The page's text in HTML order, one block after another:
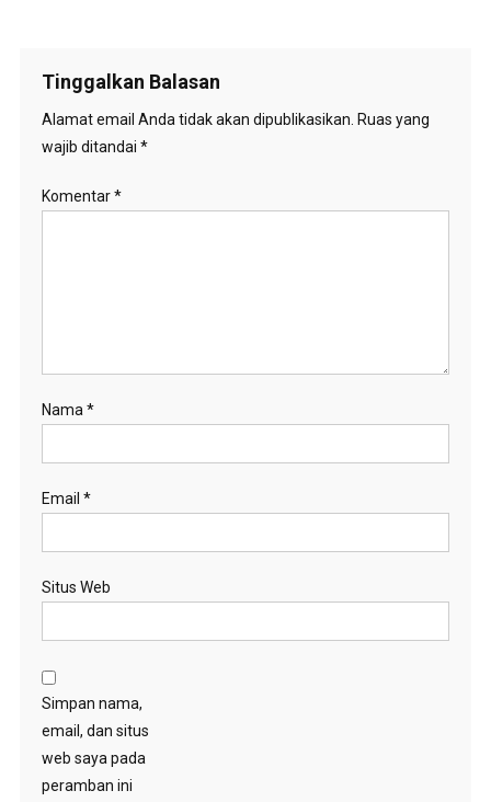
Tinggalkan Balasan
Alamat email Anda tidak akan dipublikasikan. Ruas yang
wajib ditandai *
Komentar*
Nama *
Email *
Situs Web
Simpan nama,
email, dan situs
web saya pada
peramban ini